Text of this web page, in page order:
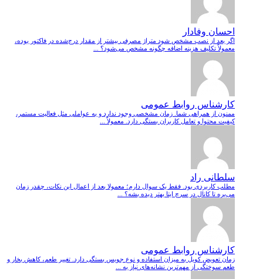
احسان وفادار
اگر بعد از نصب مشخص شود متراژ مصرفی بیشتر از مقدار درج‌شده در فاکتور بوده،
معمولاً تکلیف هزینه اضافه چگونه مشخص می‌شود؟ ...
کارشناس روابط عمومی
ممنون از همراهی شما. زمان مشخصی وجود ندارد و به عواملی مثل فعالیت مستمر،
کیفیت محتوا و تعامل کاربران بستگی دارد. معمولاً ...
سلطانی راد
مطلب کاربردی بود. فقط یک سوال دارم؛ معمولا بعد از اعمال این نکات، چقدر زمان
می‌بره تا کانال در سرچ ایتا بهتر دیده بشه؟ ...
کارشناس روابط عمومی
زمان تعویض کویل به میزان استفاده و نوع جویس بستگی دارد. تغییر طعم، کاهش بخار و
طعم سوختگی از مهم‌ترین نشانه‌های نیاز به ...